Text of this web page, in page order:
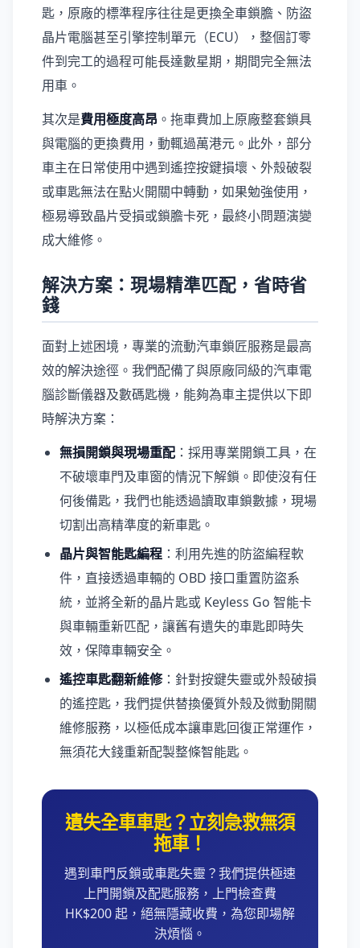
匙，原廠的標準程序往往是更換全車鎖膽、防盜
晶片電腦甚至引擎控制單元（ECU），整個訂零
件到完工的過程可能長達數星期，期間完全無法
用車。
其次是費用極度高昂 。拖車費加上原廠整套鎖具
與電腦的更換費用，動輒過萬港元。此外，部分
車主在日常使用中遇到遙控按鍵損壞、外殼破裂
或車匙無法在點火開關中轉動，如果勉強使用，
極易導致晶片受損或鎖膽卡死，最終小問題演變
成大維修。
解決方案：現場精準匹配，省時省
錢
面對上述困境，專業的流動汽車鎖匠服務是最高
效的解決途徑。我們配備了與原廠同級的汽車電
腦診斷儀器及數碼匙機，能夠為車主提供以下即
時解決方案：
無損開鎖與現場重配 ：採用專業開鎖工具，在
不破壞車門及車窗的情況下解鎖。即使沒有任
何後備匙，我們也能透過讀取車鎖數據，現場
切割出高精準度的新車匙。
晶片與智能匙編程 ：利用先進的防盜編程軟
件，直接透過車輛的 OBD 接口重置防盜系
統，並將全新的晶片匙或 Keyless Go 智能卡
與車輛重新匹配，讓舊有遺失的車匙即時失
效，保障車輛安全。
遙控車匙翻新維修：針對按鍵失靈或外殼破損
的遙控匙，我們提供替換優質外殼及微動開關
維修服務，以極低成本讓車匙回復正常運作，
無須花大錢重新配製整條智能匙。
遺失全車車匙？立刻急救無須
拖車！
遇到車門反鎖或車匙失靈？我們提供極速
上門開鎖及配匙服務，上門檢查費
HK$200 起，絕無隱藏收費，為您即場解
決煩惱。